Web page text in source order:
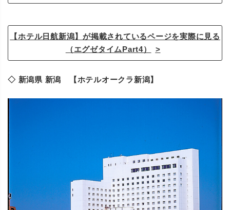
【ホテル日航新潟】が掲載されているページを実際に見る
（エグゼタイムPart4）
◇ 新潟県 新潟 【ホテルオークラ新潟】